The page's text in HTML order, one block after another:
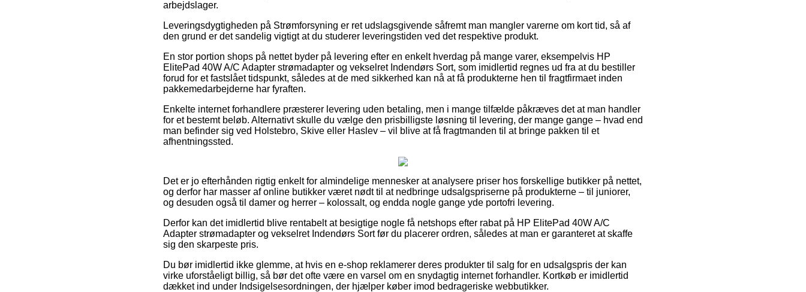
arbejdslager.
Leveringsdygtigheden på Strømforsyning er ret udslagsgivende såfremt man mangler varerne om kort tid, så af
den grund er det sandelig vigtigt at du studerer leveringstiden ved det respektive produkt.
En stor portion shops på nettet byder på levering efter en enkelt hverdag på mange varer, eksempelvis HP
ElitePad 40W A/C Adapter strømadapter og vekselret Indendørs Sort, som imidlertid regnes ud fra at du bestiller
forud for et fastslået tidspunkt, således at de med sikkerhed kan nå at få produkterne hen til fragtfirmaet inden
pakkemedarbejderne har fyraften.
Enkelte internet forhandlere præsterer levering uden betaling, men i mange tilfælde påkræves det at man handler
for et bestemt beløb. Alternativt skulle du vælge den prisbilligste løsning til levering, der mange gange – hvad end
man befinder sig ved Holstebro, Skive eller Haslev – vil blive at få fragtmanden til at bringe pakken til et
afhentningssted.
Det er jo efterhånden rigtig enkelt for almindelige mennesker at analysere priser hos forskellige butikker på nettet,
og derfor har masser af online butikker været nødt til at nedbringe udsalgspriserne på produkterne – til juniorer,
og desuden også til damer og herrer – kolossalt, og endda nogle gange yde portofri levering.
Derfor kan det imidlertid blive rentabelt at besigtige nogle få netshops efter rabat på HP ElitePad 40W A/C
Adapter strømadapter og vekselret Indendørs Sort før du placerer ordren, således at man er garanteret at skaffe
sig den skarpeste pris.
Du bør imidlertid ikke glemme, at hvis en e-shop reklamerer deres produkter til salg for en udsalgspris der kan
virke uforståeligt billig, så bør det ofte være en varsel om en snydagtig internet forhandler. Kortkøb er imidlertid
dækket ind under Indsigelsesordningen, der hjælper køber imod bedrageriske webbutikker.